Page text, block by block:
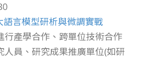
語言模型研析與微調實戰
行產學合作、跨單位技術合作
人員、研究成果推廣單位(如研